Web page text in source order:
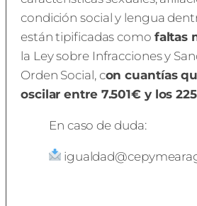
condición social y lengua
están tipificadas como faltas
la Ley sobre Infracciones y
Orden Social, con cuantías
oscilar entre 7.501€ y los
En caso de duda: